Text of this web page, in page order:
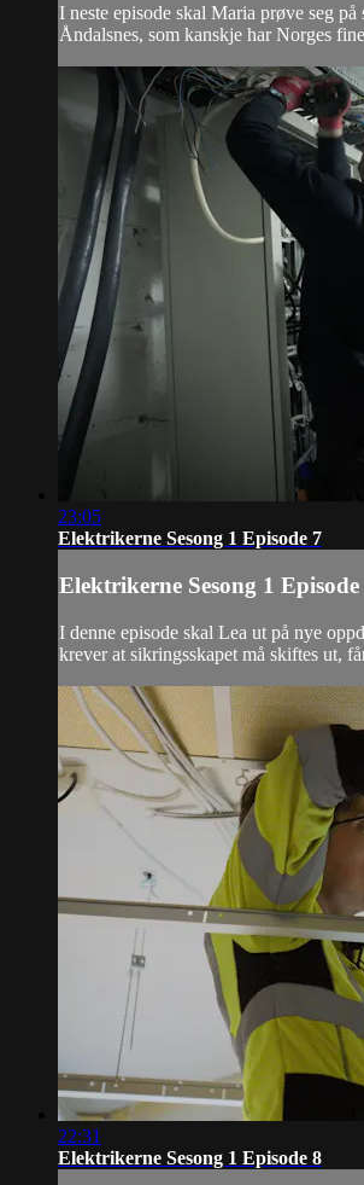
I neste episode skal Maria prøve seg
Åndalsnes, som kanskje har Norges
23:05
Elektrikerne Sesong 1 Episode 7
Elektrikerne Sesong 1 Episode
I denne episode skal Lea ut på nye
krever at sikringsskapet må skiftes ut,
22:31
Elektrikerne Sesong 1 Episode 8